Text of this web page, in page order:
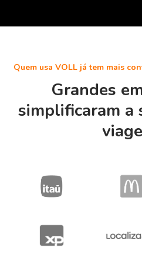
Quem usa VOLL já tem mais
Grandes
simplificaram a